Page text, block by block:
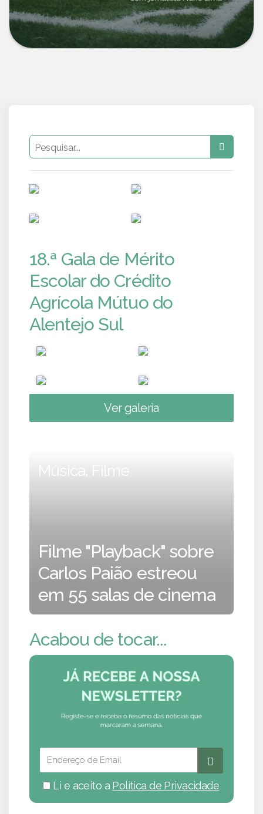
18.ª Gala de Mérito
Escolar do Crédito
Agrícola Mútuo do
Alentejo Sul
Ver galeria
Música, Filme
Filme "Playback" sobre
Carlos Paião estreou
em 55 salas de cinema
Acabou de tocar...
Li e aceito a Política de Privacidade